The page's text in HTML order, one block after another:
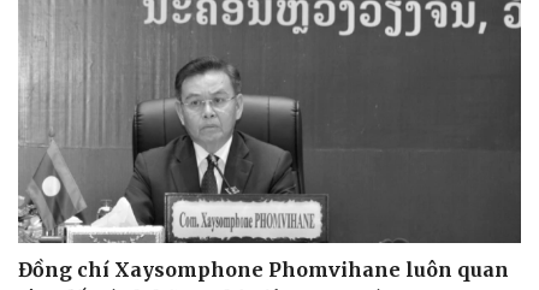
Đồng chí Xaysomphone Phomvihane luôn quan